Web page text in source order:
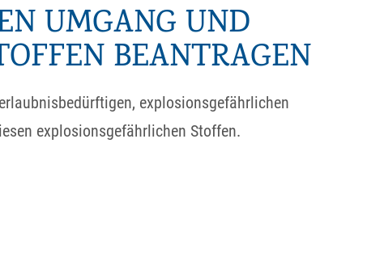
UMGANG UND V
BEANTRAGEN
explosionsgefährlichen
explosionsgefährlichen Stoffen.